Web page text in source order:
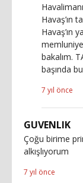
Havaş’ın
Havaş’ın
bakalım.
başında
7 yıl önce
GUVENLIK
Çoğu birime
alkışlıyorum
7 yıl önce